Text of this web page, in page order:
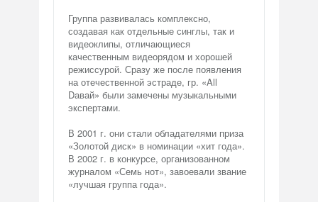
Группа развивалась комплексно,
создавая как отдельные синглы, так и
видеоклипы, отличающиеся
качественным видеорядом и хорошей
режиссурой. Сразу же после появления
на отечественной эстраде, гр. «All
Dавай» были замечены музыкальными
экспертами.
В 2001 г. они стали обладателями приза
«Золотой диск» в номинации «хит года».
В 2002 г. в конкурсе, организованном
журналом «Семь нот», завоевали звание
«лучшая группа года».